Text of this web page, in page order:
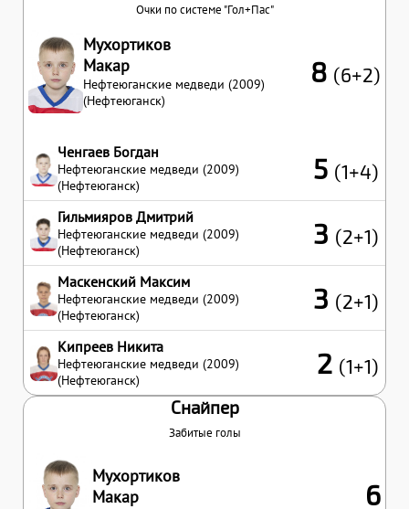
Очки по системе "Гол+Пас"
Мухортиков
Макар
Нефтеюганские медведи (2009)
(Нефтеюганск)
8 (6+2)
Ченгаев Богдан
Нефтеюганские медведи (2009)
(Нефтеюганск)
5 (1+4)
Гильмияров Дмитрий
Нефтеюганские медведи (2009)
(Нефтеюганск)
3 (2+1)
Маскенский Максим
Нефтеюганские медведи (2009)
(Нефтеюганск)
3 (2+1)
Кипреев Никита
Нефтеюганские медведи (2009)
(Нефтеюганск)
2 (1+1)
Снайпер
Забитые голы
Мухортиков
Макар
6